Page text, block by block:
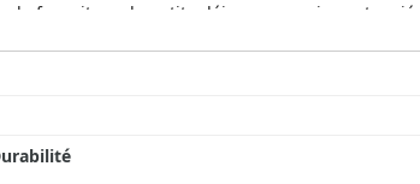
la fourniture de petits-déjeuners copieux et
les repas. De même, les dîners au
qualité-prix avec des menus fixes
et confortables avec de belles vues sur
apprécient les grands espaces lumineux,
propres. Les hauts plafonds et les